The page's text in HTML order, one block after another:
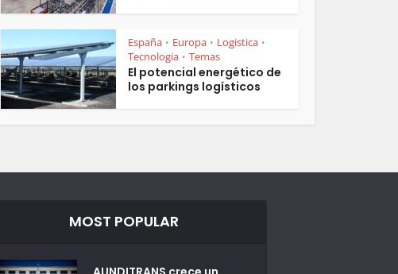
España • Europa • Logistica •
Tecnologia • Temas
El potencial energético de
los parkings logísticos
MOST POPULAR